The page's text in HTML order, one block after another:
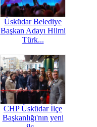
Üsküdar Belediye
Başkan Adayı Hilmi
Türk...
CHP Üsküdar İlçe
Başkanlığı'nın yeni